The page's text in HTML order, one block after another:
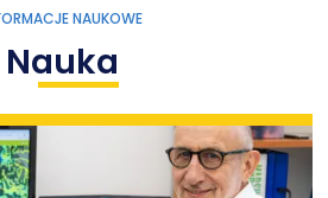
NAUKOWE
Nauka